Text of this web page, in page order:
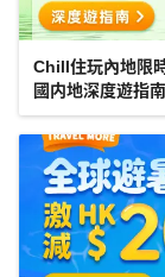
Chill住玩內地限
國内地深度遊指南